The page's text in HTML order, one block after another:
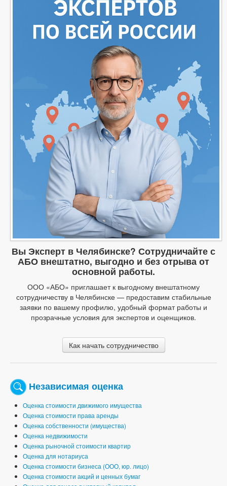
Вы Эксперт в Челябинске? Сотрудничайте с
АБО внештатно, выгодно и без отрыва от
основной работы.
ООО «АБО» приглашает к выгодному внештатному
сотрудничеству в Челябинске — предоставим стабильные
заявки по вашему профилю, удобный формат работы и
прозрачные условия для экспертов и оценщиков.
Как начать сотрудничество
Независимая оценка
Оценка стоимости движимого имущества
Оценка стоимости права аренды
Оценка собственности (имущества)
Оценка недвижимости
Оценка рыночной стоимости квартир
Оценка для нотариуса
Оценка стоимости бизнеса (ООО, юр. лицо)
Оценка стоимости акций и ценных бумаг